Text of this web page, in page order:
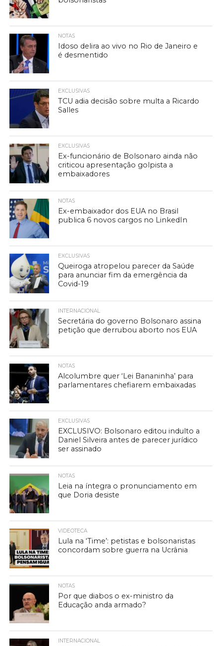
NOTAS
Idoso delira ao vivo no Rio de Janeiro e
é desmentido
EXCLUSIVAS
TCU adia decisão sobre multa a Ricardo
Salles
EXCLUSIVAS
Ex-funcionário de Bolsonaro ainda não
criticou apresentação golpista a
embaixadores
NOTAS
Ex-embaixador dos EUA no Brasil
publica 6 novos cargos no LinkedIn
EXCLUSIVAS
Queiroga atropelou parecer da Saúde
para anunciar fim da emergência da
Covid-19
INTERNACIONAL
Secretária do governo Bolsonaro assina
petição que derrubou aborto nos EUA
NOTAS
Alcolumbre quer ‘Lei Bananinha’ para
parlamentares chefiarem embaixadas
EXCLUSIVAS
EXCLUSIVO: Bolsonaro editou indulto a
Daniel Silveira antes de parecer jurídico
ser assinado
NOTAS
Leia na íntegra o pronunciamento em
que Doria desiste
VIDEOTECA
Lula na ‘Time’: petistas e bolsonaristas
concordam sobre guerra na Ucrânia
NOTAS
Por que diabos o ex-ministro da
Educação anda armado?
INTERNACIONAL